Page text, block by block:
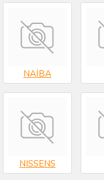
NAİBA
NISSENS